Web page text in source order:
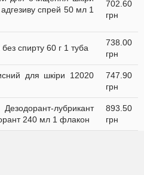
спрей 50 мл 1
702.60
грн
спирту 60 г 1 туба
738.00
грн
для шкіри 12020
747.90
грн
лубрикант
240 мл 1 флакон
893.50
грн